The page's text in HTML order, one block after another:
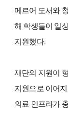
메르어 도서와
해 학생들이 일
지원했다.
재단의 지원이
지원으로 이어
의료 인프라가